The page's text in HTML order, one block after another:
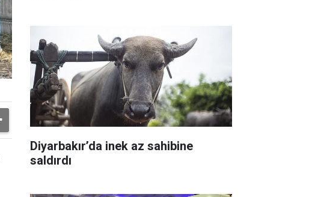
Diyarbakır’da inek az sahibine
saldırdı